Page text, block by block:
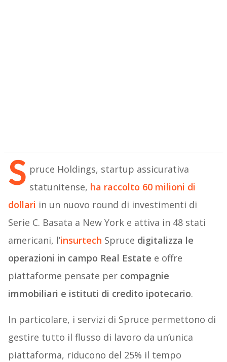
S pruce Holdings, startup assicurativa
statunitense, ha raccolto 60 milioni di
dollari in un nuovo round di investimenti di
Serie C. Basata a New York e attiva in 48 stati
americani, l’insurtech Spruce digitalizza le
operazioni in campo Real Estate e offre
piattaforme pensate per compagnie
immobiliari e istituti di credito ipotecario.
In particolare, i servizi di Spruce permettono di
gestire tutto il flusso di lavoro da un’unica
piattaforma, riducono del 25% il tempo